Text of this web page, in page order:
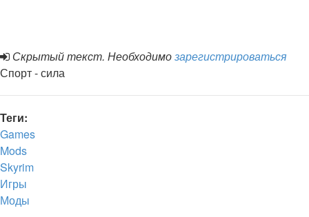
Скрытый текст. Необходимозарегистрироваться
Спорт - сила
Теги:
Games
Mods
Skyrim
Игры
Моды